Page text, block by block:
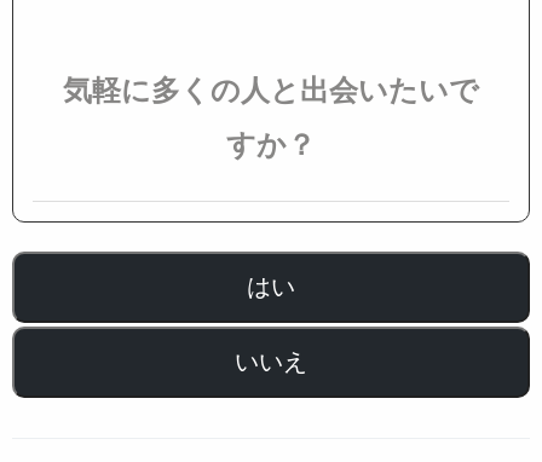
気軽に多くの人と出会いたいで
すか？
はい
いいえ